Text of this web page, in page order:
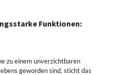
Funktionen:
zu einem unverzichtbaren
geworden sind, sticht das